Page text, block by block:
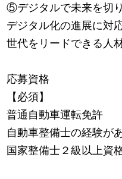
⑤デジタルで未来を切
デジタル化の進展に対
世代をリードできる人
応募資格
【必須】
普通自動車運転免許
自動車整備士の経験が
国家整備士２級以上資